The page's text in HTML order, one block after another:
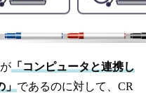
「コンピュータと連携し
」であるのに対して、CR